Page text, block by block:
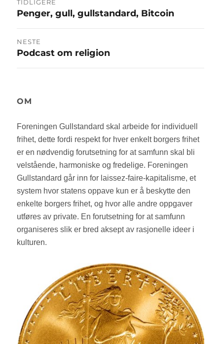
TIDLIGERE
Forrige
innlegg:
Penger, gull, gullstandard, Bitcoin
NESTE
Neste
innlegg:
Podcast om religion
OM
Foreningen Gullstandard skal arbeide for individuell
frihet, dette fordi respekt for hver enkelt borgers frihet
er en nødvendig forutsetning for at samfunn skal bli
velstående, harmoniske og fredelige. Foreningen
Gullstandard går inn for laissez-faire-kapitalisme, et
system hvor statens oppave kun er å beskytte den
enkelte borgers frihet, og hvor alle andre oppgaver
utføres av private. En forutsetning for at samfunn
organiseres slik er bred aksept av rasjonelle ideer i
kulturen.